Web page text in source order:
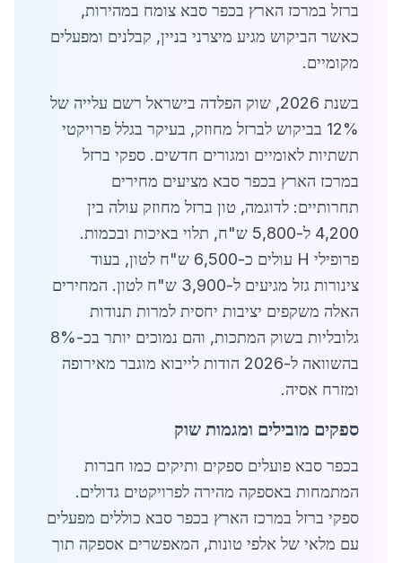
ברזל במרכז הארץ בכפר סבא צומח במהירות,
כאשר הביקוש מגיע מיצרני בניין, קבלנים ומפעלים
מקומיים.
בשנת 2026, שוק הפלדה בישראל רשם עלייה של
12% בביקוש לברזל מחוזק, בעיקר בגלל פרויקטי
תשתיות לאומיים ומגורים חדשים. ספקי ברזל
במרכז הארץ בכפר סבא מציעים מחירים
תחרותיים: לדוגמה, טון ברזל מחוזק עולה בין
4,200 ל-5,800 ש"ח, תלוי באיכות ובכמות.
פרופילי H עולים כ-6,500 ש"ח לטון, בעוד
צינורות גזל מגיעים ל-3,900 ש"ח לטון. המחירים
האלה משקפים יציבות יחסית למרות תנודות
גלובליות בשוק המתכות, והם נמוכים יותר בכ-8%
בהשוואה ל-2026 הודות לייבוא מוגבר מאירופה
ומזרח אסיה.
ספקים מובילים ומגמות שוק
בכפר סבא פועלים ספקים ותיקים כמו חברות
המתמחות באספקה מהירה לפרויקטים גדולים.
ספקי ברזל במרכז הארץ בכפר סבא כוללים מפעלים
עם מלאי של אלפי טונות, המאפשרים אספקה תוך